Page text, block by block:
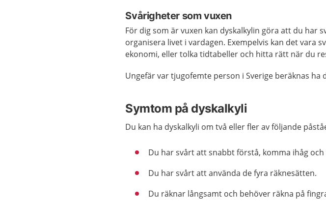
Svårigheter som vuxen
För dig som är vuxen kan dyskalkylin göra att du har
organisera livet i vardagen. Exempelvis kan det vara
ekonomi, eller tolka tidtabeller och hitta rätt när du
Ungefär var tjugofemte person i Sverige beräknas ha
Symtom på dyskalkyli
Du kan ha dyskalkyli om två eller fler av följande
Du har svårt att snabbt förstå, komma ihåg
Du har svårt att använda de fyra räknesätten.
Du räknar långsamt och behöver räkna på